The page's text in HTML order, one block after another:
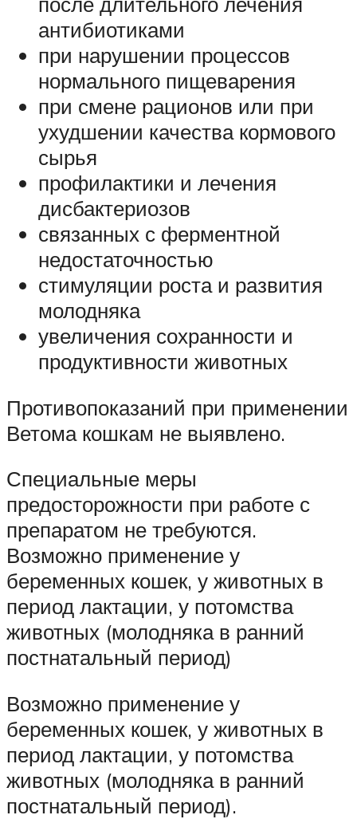
антибиотиками
при нарушении процессов
нормального пищеварения
при смене рационов или при
ухудшении качества кормового
сырья
профилактики и лечения
дисбактериозов
связанных с ферментной
недостаточностью
стимуляции роста и развития
молодняка
увеличения сохранности и
продуктивности животных
Противопоказаний при применении
Ветома кошкам не выявлено.
Специальные меры
предосторожности при работе с
препаратом не требуются.
Возможно применение у
беременных кошек, у животных в
период лактации, у потомства
животных (молодняка в ранний
постнатальный период)
Возможно применение у
беременных кошек, у животных в
период лактации, у потомства
животных (молодняка в ранний
постнатальный период).